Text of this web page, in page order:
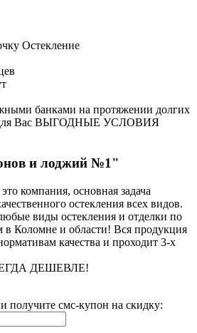
Остекление
банками на протяжении долгих
для Вас ВЫГОДНЫЕ УСЛОВИЯ
и лоджий №1"
компания, основная задача
остекления всех видов.
виды остекления и отделки по
Коломне и области! Вся продукция
качества и проходит 3-х
ДЕШЕВЛЕ!
получите смс-купон на скидку: